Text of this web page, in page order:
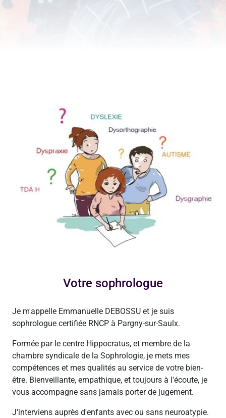
Votre sophrologue
Je m'appelle Emmanuelle DEBOSSU et je suis
sophrologue certifiée RNCP à Pargny-sur-Saulx.
Formée par le centre Hippocratus, et membre de la
chambre syndicale de la Sophrologie, je mets mes
compétences et mes qualités au service de votre bien-
être. Bienveillante, empathique, et toujours à l'écoute, je
vous accompagne sans jamais porter de jugement.
J'interviens auprès d'enfants avec ou sans neuroatypie.